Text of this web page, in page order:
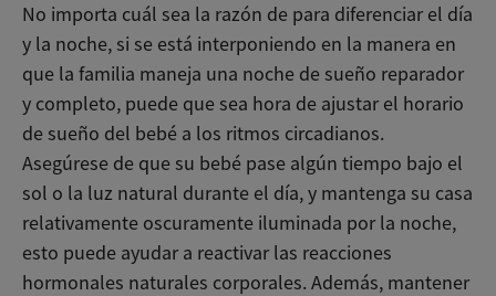
No importa cuál sea la razón de para diferenciar el día
y la noche, si se está interponiendo en la manera en
que la familia maneja una noche de sueño reparador
y completo, puede que sea hora de ajustar el horario
de sueño del bebé a los ritmos circadianos.
Asegúrese de que su bebé pase algún tiempo bajo el
sol o la luz natural durante el día, y mantenga su casa
relativamente oscuramente iluminada por la noche,
esto puede ayudar a reactivar las reacciones
hormonales naturales corporales. Además, mantener